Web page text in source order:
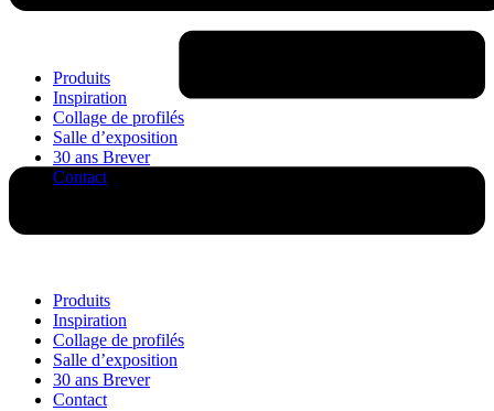
Produits
Inspiration
Collage de profilés
Salle d’exposition
30 ans Brever
Contact
Produits
Inspiration
Collage de profilés
Salle d’exposition
30 ans Brever
Contact